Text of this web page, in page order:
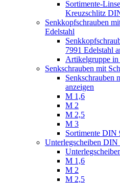
Sortimente-
Kreuzschlitz
Senkkopfschrauben
Edelstahl
7991 Edelstahl
Artikelgruppe in
Senkschrauben mit
Senkschrauben
anzeigen
M 1,6
M 2
M 2,5
M 3
Sortimente DIN
Unterlegscheiben DIN
M 1,6
M 2
M 2,5